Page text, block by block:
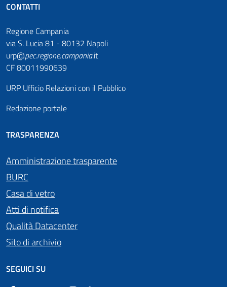
CONTATTI
Regione Campania
via S. Lucia 81 - 80132 Napoli
urp@pec.regione.campania.it
CF 80011990639
URP Ufficio Relazioni con il Pubblico
Redazione portale
TRASPARENZA
Amministrazione trasparente
BURC
Casa di vetro
Atti di notifica
Qualità Datacenter
Sito di archivio
SEGUICI SU